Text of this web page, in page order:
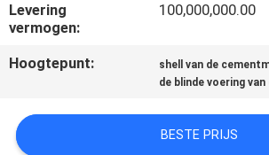
VERZOEK
OM
CITAAT
Levering
vermogen:
100,000,000.00
Hoogtepunt: shell van de
de blinde voering
BESTE PRIJS